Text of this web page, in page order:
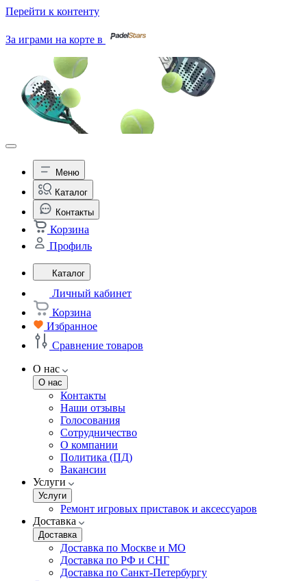
Перейти к контенту
За играми на корте в
Меню
Каталог
Контакты
Корзина
Профиль
Каталог
Личный кабинет
Корзина
Избранное
Сравнение товаров
О нас
О нас
Контакты
Наши отзывы
Голосования
Сотрудничество
О компании
Политика (ПД)
Вакансии
Услуги
Услуги
Ремонт игровых приставок и аксессуаров
Доставка
Доставка
Доставка по Москве и МО
Доставка по РФ и СНГ
Доставка по Санкт-Петербургу